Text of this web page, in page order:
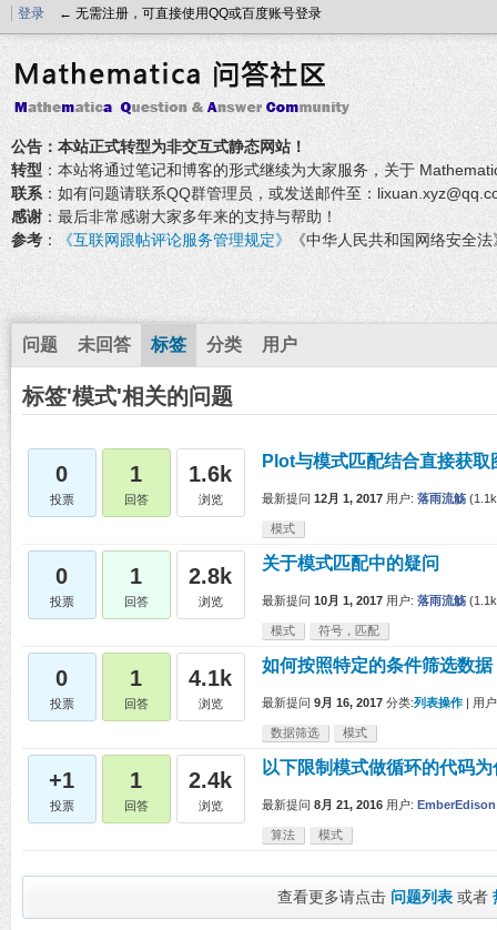
登录 ← 无需注册，可直接使用QQ或百度账号登录
公告：本站正式转型为非交互式静态网站！
转型 ：本站将通过笔记和博客的形式继续为大家服务，关于
联系 ：如有问题请联系QQ群管理员，或发送邮件至：
感谢 ：最后非常感谢大家多年来的支持与帮助！
参考 ： 《互联网跟帖评论服务管理规定》 《中华人民共和国网络安全
问题 未回答 标签 分类 用户
标签'模式'相关的问题
0
投票
1
回答
1.6k
浏览
Plot与模式匹配结合直接获
最新提问 12月 1, 2017 用户: 落雨流觞 (1.1k
模式
0
投票
1
回答
2.8k
浏览
关于模式匹配中的疑问
最新提问 10月 1, 2017 用户: 落雨流觞 (1.1k
模式 符号，匹配
0
投票
1
回答
4.1k
浏览
如何按照特定的条件筛选数据
最新提问 9月 16, 2017 分类:列表操作 用
数据筛选 模式
+1
投票
1
回答
2.4k
浏览
以下限制模式做循环的代码
最新提问 8月 21, 2016 用户: EmberEdison
算法 模式
查看更多请点击 问题列表 或者